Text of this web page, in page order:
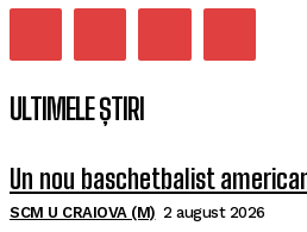
ULTIMELE ȘTIRI
Un nou baschetbalist
SCM U CRAIOVA (M) 2 august 2026